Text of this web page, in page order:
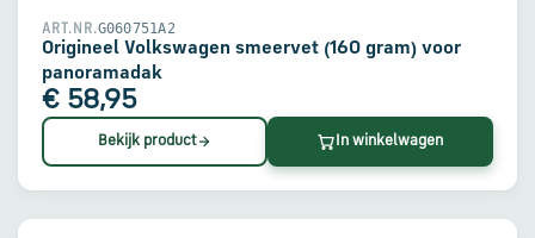
ART.NR.G060751A2
Origineel Volkswagen smeervet (160 gram) voor
panoramadak
€ 58,95
Bekijk product In winkelwagen